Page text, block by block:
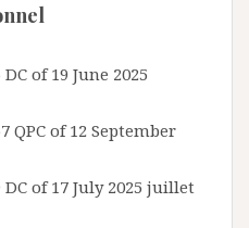
of 19 June 2025
QPC of 12 September
of 17 July 2025 juillet